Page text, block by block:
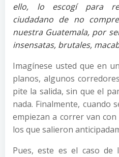
ello, lo escogí para
ciudadano de no
nuestra Guatemala, por
insensatas, brutales,
Imagínese usted que en
planos, algunos
pite la salida, sin que el
nada. Finalmente, cuando
empiezan a correr van
los que salieron
Pues, este es el caso de